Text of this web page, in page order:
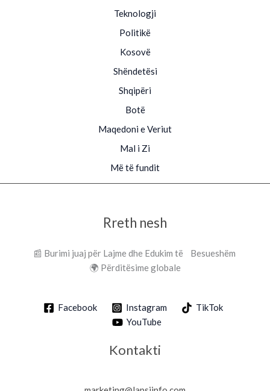
Teknologji
Politikë
Kosovë
Shëndetësi
Shqipëri
Botë
Maqedoni e Veriut
Mal i Zi
Më të fundit
Rreth nesh
📰 Burimi juaj për Lajme dhe Edukim të Besueshëm
🌍 Përditësime globale
Facebook Instagram
TikTok
YouTube
Kontakti